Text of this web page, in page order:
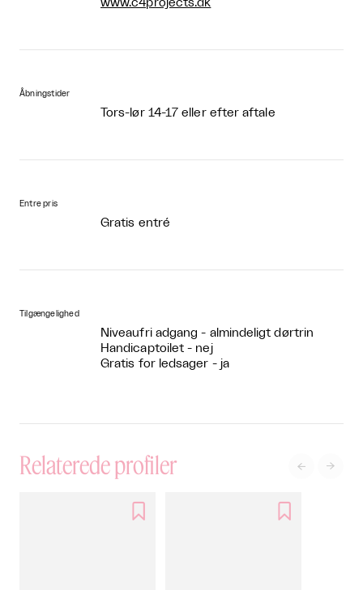
www.c4projects.dk
Åbningstider
Tors-lør 14-17 eller efter aftale
Entre pris
Gratis entré
Tilgængelighed
Niveaufri adgang - almindeligt dørtrin
Handicaptoilet - nej
Gratis for ledsager - ja
Relaterede profiler  
 